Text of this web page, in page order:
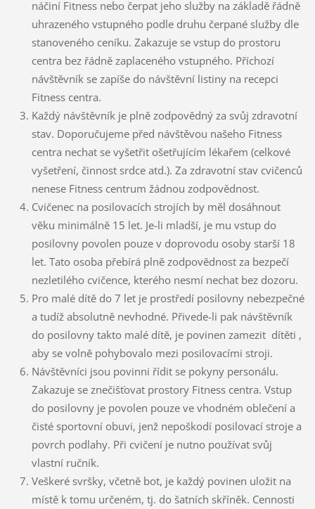
náčiní Fitness nebo čerpat jeho služby na základě řádně
uhrazeného vstupného podle druhu čerpané služby dle
stanoveného ceníku. Zakazuje se vstup do prostoru
centra bez řádně zaplaceného vstupného. Příchozí
návštěvník se zapíše do návštěvní listiny na recepci
Fitness centra.
Každý návštěvník je plně zodpovědný za svůj zdravotní
stav. Doporučujeme před návštěvou našeho Fitness
centra nechat se vyšetřit ošetřujícím lékařem (celkové
vyšetření, činnost srdce atd.). Za zdravotní stav cvičenců
nenese Fitness centrum žádnou zodpovědnost.
Cvičenec na posilovacích strojích by měl dosáhnout
věku minimálně 15 let. Je-li mladší, je mu vstup do
posilovny povolen pouze v doprovodu osoby starší 18
let. Tato osoba přebírá plně zodpovědnost za bezpečí
nezletilého cvičence, kterého nesmí nechat bez dozoru.
Pro malé dítě do 7 let je prostředí posilovny nebezpečné
a tudíž absolutně nevhodné. Přivede-li pak návštěvník
do posilovny takto malé dítě, je povinen zamezit dítěti ,
aby se volně pohybovalo mezi posilovacími stroji.
Návštěvníci jsou povinni řídit se pokyny personálu.
Zakazuje se znečišťovat prostory Fitness centra. Vstup
do posilovny je povolen pouze ve vhodném oblečení a
čisté sportovní obuvi, jenž nepoškodí posilovací stroje a
povrch podlahy. Při cvičení je nutno používat svůj
vlastní ručník.
Veškeré svršky, včetně bot, je každý povinen uložit na
místě k tomu určeném, tj. do šatních skříněk. Cennosti